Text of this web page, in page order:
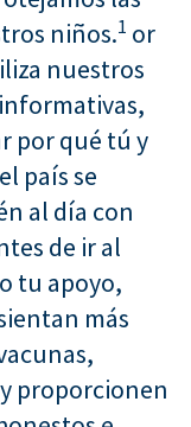
niños.1 or
nuestros
por qué tú y
país se
al día con
de ir al
tu apoyo,
más
proporcionen